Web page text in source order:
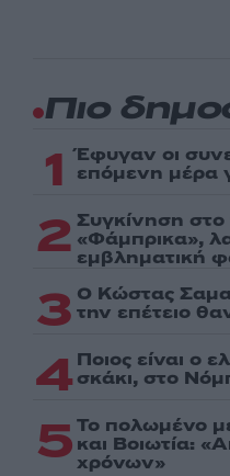
Πιο
1 Έφυγαν οι
επόμενη μέρα
2 Συγκίνηση
«Φάμπρικα»,
εμβληματική
3 Ο Κώστας
την επέτειο
4 Ποιος είναι ο
σκάκι, στο
5Το πολωμένο
και Βοιωτία:
χρόνων»